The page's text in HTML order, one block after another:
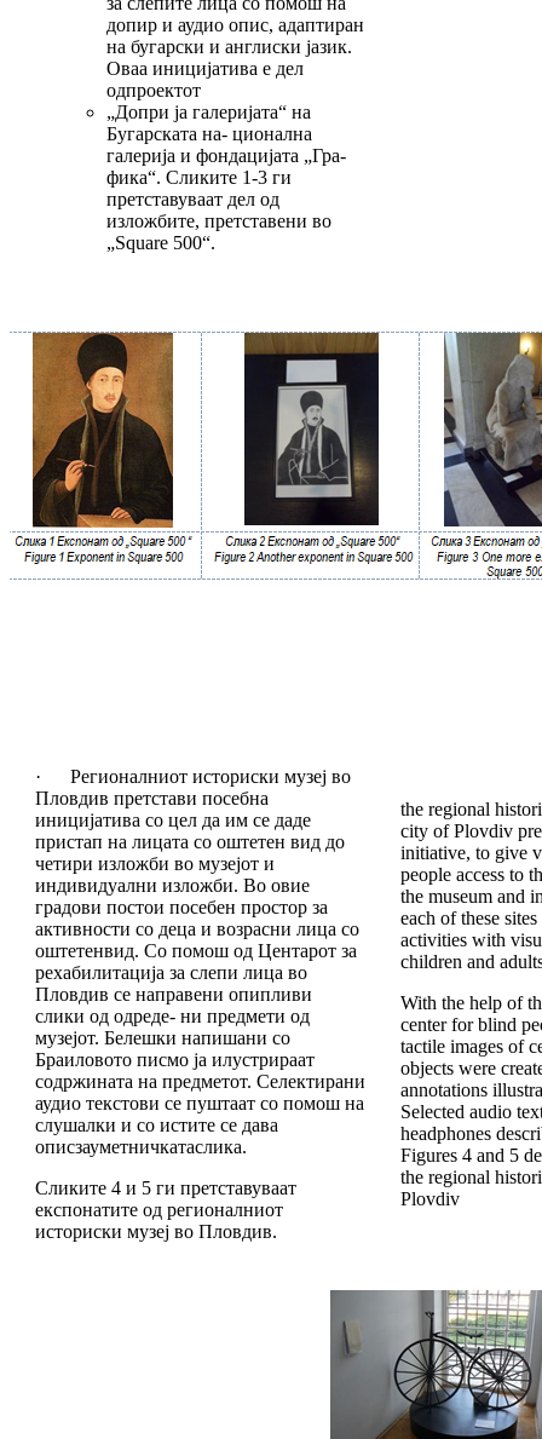
допир и аудио опис, адаптиран
на бугарски и англиски јазик.
Оваа иницијатива е дел
одпроектот
„Допри ја галеријата“ на
Бугарската на- ционална
галерија и фондацијата „Гра-
фика“. Сликите 1-3 ги
претставуваат дел од
изложбите, претставени во
„Square 500“.
· Регионалниот историски музеј во
Пловдив претстави посебна
иницијатива со цел да им се даде
пристап на лицата со оштетен вид до
четири изложби во музејот и
индивидуални изложби. Во овие
градови постои посебен простор за
активности со деца и возрасни лица со
оштетенвид. Со помош од Центарот за
рехабилитација за слепи лица во
Пловдив се направени опипливи
слики од одреде- ни предмети од
музејот. Белешки напишани со
Браиловото писмо ја илустрираат
содржината на предметот. Селектирани
аудио текстови се пуштаат со помош на
слушалки и со истите се дава
описзауметничкатаслика.
Сликите 4 и 5 ги претставуваат
експонатите од регионалниот
историски музеј во Пловдив.
the regional
city of Plovdiv
initiative, to give
people access to
the museum and
each of these
activities with
children and
With the help of
center for blind
tactile images of
objects were
annotations
Selected audio
headphones
Figures 4 and 5
the regional
Plovdiv